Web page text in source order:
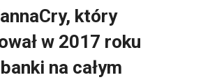
który
w 2017 roku
na całym